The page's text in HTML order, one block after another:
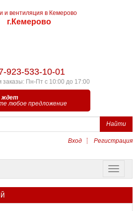
г.Кемерово
923-533-10-01
заказы: Пн-Пт с 10:00 до 17:00
ждет
любое предложение
Найти
Вход Регистрация